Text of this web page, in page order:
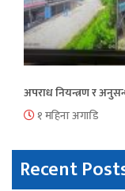
अपराध नियन्त्रण र
१ महिना अगाडि
Recent